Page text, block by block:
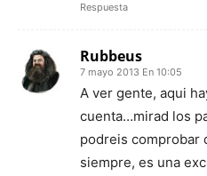
Respuesta
Rubbeus
7 mayo 2013 En 10:05
A ver gente, aqui
cuenta…mirad los
podreis comprobar
siempre, es una